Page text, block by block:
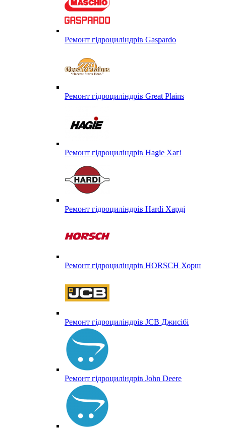
Ремонт гідроциліндрів Gaspardo
Ремонт гідроциліндрів Great Plains
Ремонт гідроциліндрів Hagie Хагі
Ремонт гідроциліндрів Hardi Харді
Ремонт гідроциліндрів HORSCH Хорш
Ремонт гідроциліндрів JCB Джисібі
Ремонт гідроциліндрів John Deere